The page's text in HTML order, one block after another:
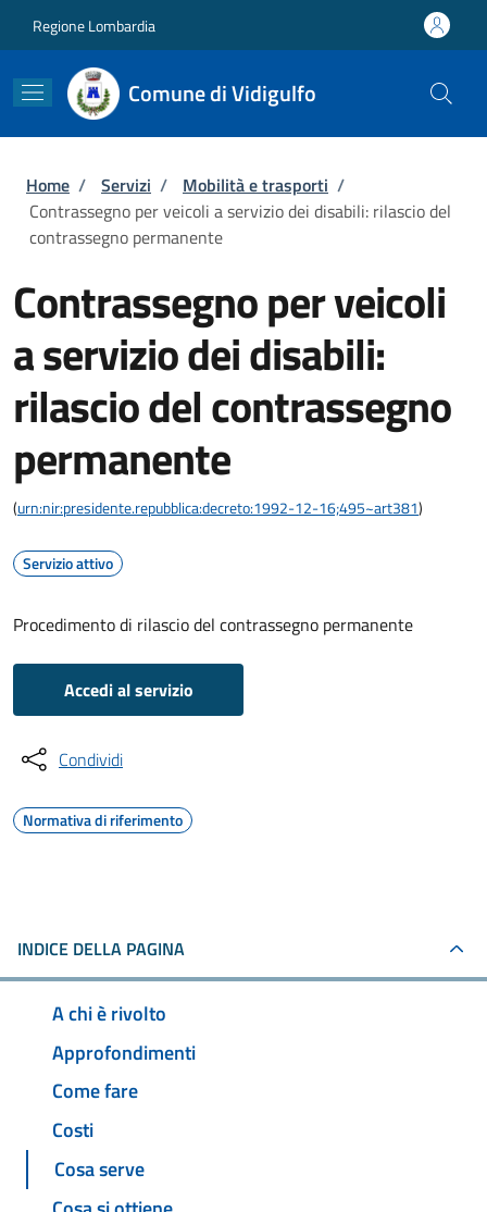
Regione Lombardia
Comune di Vidigulfo
Briciole di pane
Home / Servizi / Mobilità e trasporti /
Contrassegno per veicoli a servizio dei disabili: rilascio del
contrassegno permanente
Contrassegno per veicoli
a servizio dei disabili:
rilascio del contrassegno
permanente
(urn:nir:presidente.repubblica:decreto:1992-12-16;495~art381)
Servizio attivo
Procedimento di rilascio del contrassegno permanente
Accedi al servizio
Condividi
Normativa di riferimento
INDICE DELLA PAGINA
A chi è rivolto
Approfondimenti
Come fare
Costi
Cosa serve